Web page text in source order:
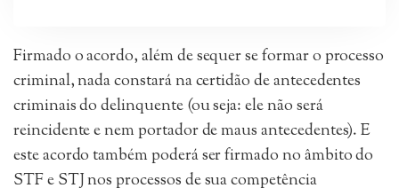
Firmado o acordo, além de sequer se formar o processo
criminal, nada constará na certidão de antecedentes
criminais do delinquente (ou seja: ele não será
reincidente e nem portador de maus antecedentes). E
este acordo também poderá ser firmado no âmbito do
STF e STJ nos processos de sua competência